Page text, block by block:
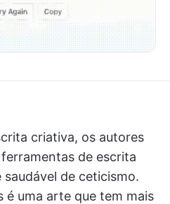
criativa, os autores
de escrita
de ceticismo.
uma arte que tem mais